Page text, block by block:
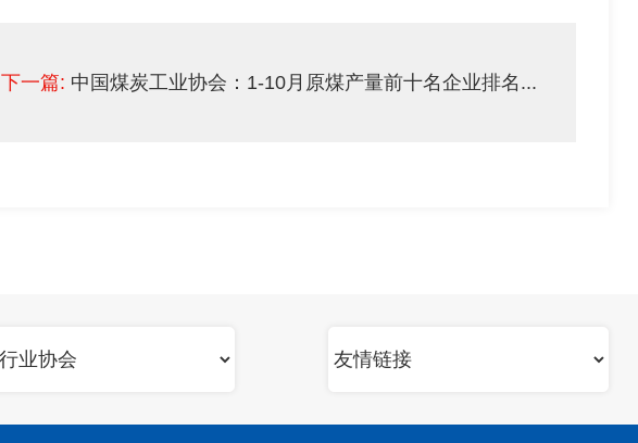
下一篇: 中国煤炭工业协会：1-10月原煤产量前十名企业排名...